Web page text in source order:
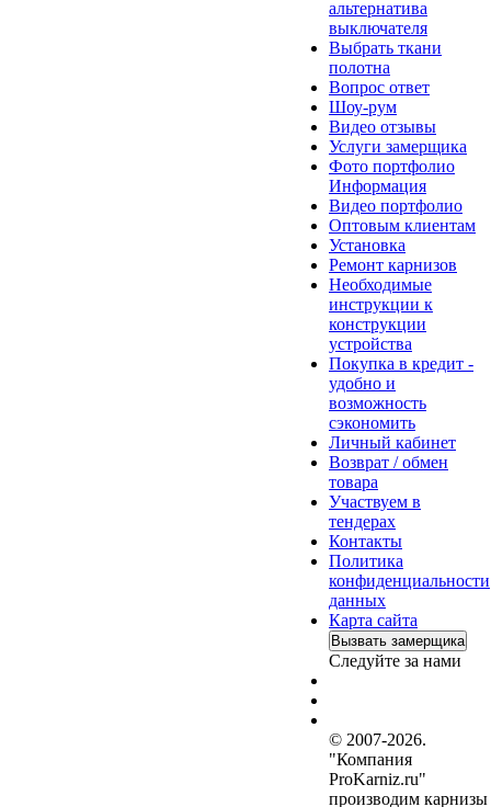
альтернатива
выключателя
Выбрать ткани
полотна
Вопрос ответ
Шоу-рум
Видео отзывы
Услуги замерщика
Фото портфолио
Информация
Видео портфолио
Оптовым клиентам
Установка
Ремонт карнизов
Необходимые
инструкции к
конструкции
устройства
Покупка в кредит -
удобно и
возможность
сэкономить
Личный кабинет
Возврат / обмен
товара
Участвуем в
тендерах
Контакты
Политика
конфиденциальности
данных
Карта сайта
Вызвать замерщика
Следуйте за нами
© 2007-2026.
"Компания
ProKarniz.ru"
производим карнизы